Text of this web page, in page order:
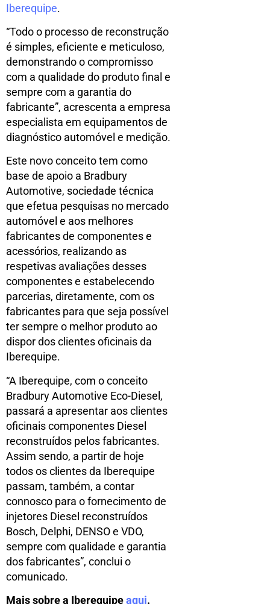
Iberequipe.
“Todo o processo de reconstrução
é simples, eficiente e meticuloso,
demonstrando o compromisso
com a qualidade do produto final e
sempre com a garantia do
fabricante”, acrescenta a empresa
especialista em equipamentos de
diagnóstico automóvel e medição.
Este novo conceito tem como
base de apoio a Bradbury
Automotive, sociedade técnica
que efetua pesquisas no mercado
automóvel e aos melhores
fabricantes de componentes e
acessórios, realizando as
respetivas avaliações desses
componentes e estabelecendo
parcerias, diretamente, com os
fabricantes para que seja possível
ter sempre o melhor produto ao
dispor dos clientes oficinais da
Iberequipe.
“A Iberequipe, com o conceito
Bradbury Automotive Eco-Diesel,
passará a apresentar aos clientes
oficinais componentes Diesel
reconstruídos pelos fabricantes.
Assim sendo, a partir de hoje
todos os clientes da Iberequipe
passam, também, a contar
connosco para o fornecimento de
injetores Diesel reconstruídos
Bosch, Delphi, DENSO e VDO,
sempre com qualidade e garantia
dos fabricantes”, conclui o
comunicado.
Mais sobre a Iberequipeaqui.